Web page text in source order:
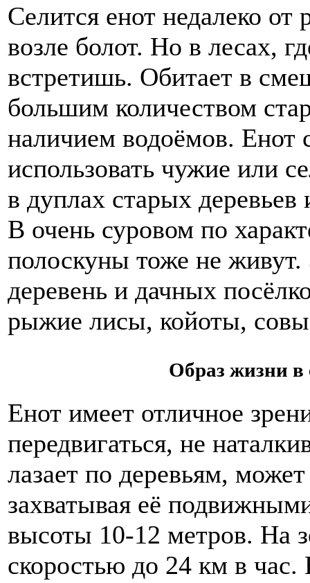
Селится енот недалеко от
возле болот. Но в лесах,
встретишь. Обитает в
большим количеством
наличием водоёмов.
использовать чужие или
в дуплах старых
В очень суровом по
полоскуны тоже не
деревень и дачных
рыжие лисы, койоты,
Образ жизни в
Енот имеет отличное
передвигаться, не
лазает по деревьям,
захватывая её
высоты 10-12 метров. На
скоростью до 24 км в час.